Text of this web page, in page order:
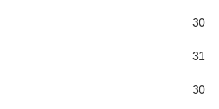
30
31
30